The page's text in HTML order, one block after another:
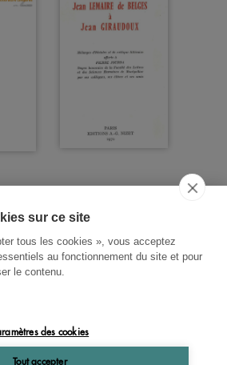
sur ce site
tous les cookies », vous acceptez
au fonctionnement du site et pour
le contenu.
des cookies
Tout accepter
THÉMATIQUE
OK